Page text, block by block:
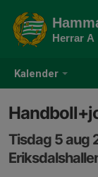
Kalender
Herrar A
Tisdag 5 aug